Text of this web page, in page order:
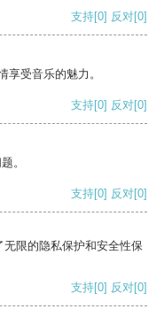
支持[0] 反对[0]
享受音乐的魅力。
支持[0] 反对[0]
。
支持[0] 反对[0]
限的隐私保护和安全性保
支持[0] 反对[0]